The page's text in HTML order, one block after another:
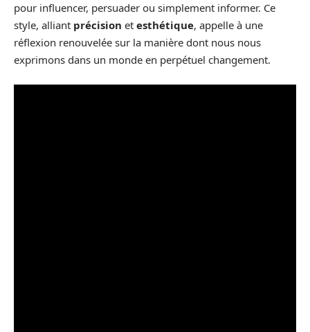
pour influencer, persuader ou simplement informer. Ce
style, alliant précision et esthétique, appelle à une
réflexion renouvelée sur la manière dont nous nous
exprimons dans un monde en perpétuel changement.